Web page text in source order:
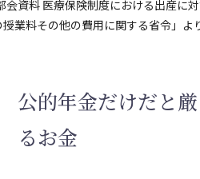
資料 医療保険制度における出産に
業料その他の費用に関する省令」よ
公的年金だけだと
るお金